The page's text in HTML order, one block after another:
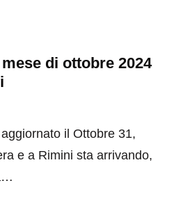
di ottobre 2024
il Ottobre 31,
e a Rimini sta arrivando,